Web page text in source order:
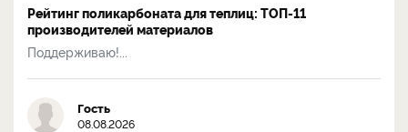
Рейтинг поликарбоната для теплиц: ТОП-11
производителей материалов
Поддерживаю!...
Гость
08.08.2026